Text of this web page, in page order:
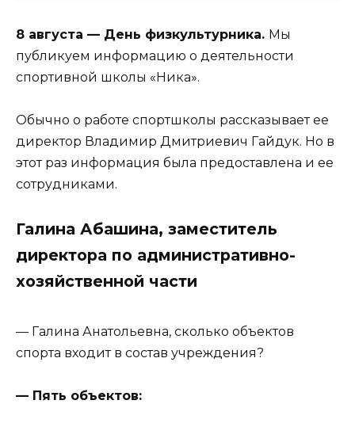
8 августа — День физкультурника. Мы
публикуем информацию о деятельности
спортивной школы «Ника».
Обычно о работе спортшколы рассказывает ее
директор Владимир Дмитриевич Гайдук. Но в
этот раз информация была предоставлена и ее
сотрудниками.
Галина Абашина, заместитель
директора по административно-
хозяйственной части
— Галина Анатольевна, сколько объектов
спорта входит в состав учреждения?
— Пять объектов: